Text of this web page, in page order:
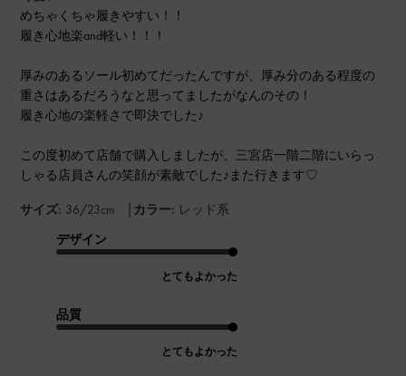
めちゃくちゃ履きやすい！！
履き心地楽and軽い！！！
厚みのあるソール初めてだったんですが、厚み分のある程度の
重さはあるだろうなと思ってましたがなんのその！
履き心地の楽軽さで即決でした♪
この度初めて店舗で購入しましたが、三宮店一階二階にいらっ
しゃる店員さんの笑顔が素敵でした♪また行きます♡
サイズ: 36/23cm | カラー: レッド系
デザイン
とてもよかった
品質
とてもよかった